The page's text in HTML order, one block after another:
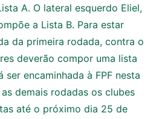
A. O lateral esquerdo Eliel,
a Lista B. Para estar
da primeira rodada, contra o
deverão compor uma lista
encaminhada à FPF nesta
demais rodadas os clubes
até o próximo dia 25 de